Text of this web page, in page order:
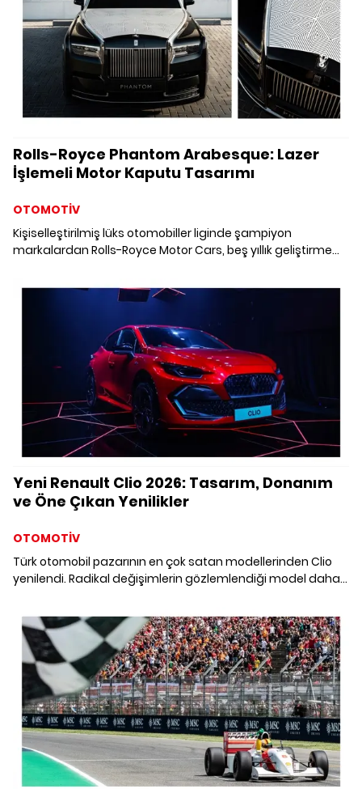
Rolls-Royce Phantom Arabesque: Lazer
İşlemeli Motor Kaputu Tasarımı
OTOMOTİV
Kişiselleştirilmiş lüks otomobiller liginde şampiyon
markalardan Rolls-Royce Motor Cars, beş yıllık geliştirme
Yeni Renault Clio 2026: Tasarım, Donanım
ve Öne Çıkan Yenilikler
OTOMOTİV
Türk otomobil pazarının en çok satan modellerinden Clio
yenilendi. Radikal değişimlerin gözlemlendiği model daha